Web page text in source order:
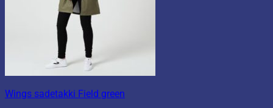
Wings sadetakki Field green